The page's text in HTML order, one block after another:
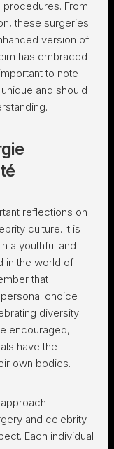
From
these surgeries
version of
has embraced
to note
and should
reflections on
culture. It is
a youthful and
in the world of
that
choice
diversity
encouraged,
have the
own bodies.
and celebrity
Each individual